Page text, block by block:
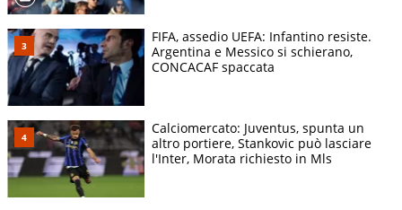
FIFA, assedio UEFA: Infantino resiste.
Argentina e Messico si schierano,
CONCACAF spaccata
Calciomercato: Juventus, spunta un
altro portiere, Stankovic può lasciare
l'Inter, Morata richiesto in Mls